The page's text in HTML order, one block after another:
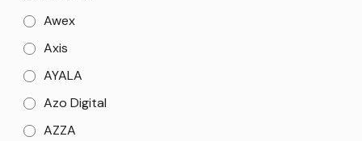
Awex
Axis
AYALA
Azo Digital
AZZA